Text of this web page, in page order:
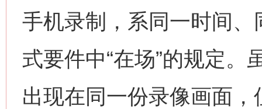
手机录制，系同一时间
式要件中“在场”的规定
出现在同一份录像画面